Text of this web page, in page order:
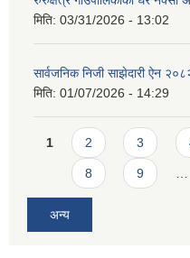
मिति: 03/31/2026 - 13:02
सार्वजनिक निजी साझेदारी ऐन
मिति: 01/07/2026 - 14:29
Pages
1 2 3
8 9
अन्य